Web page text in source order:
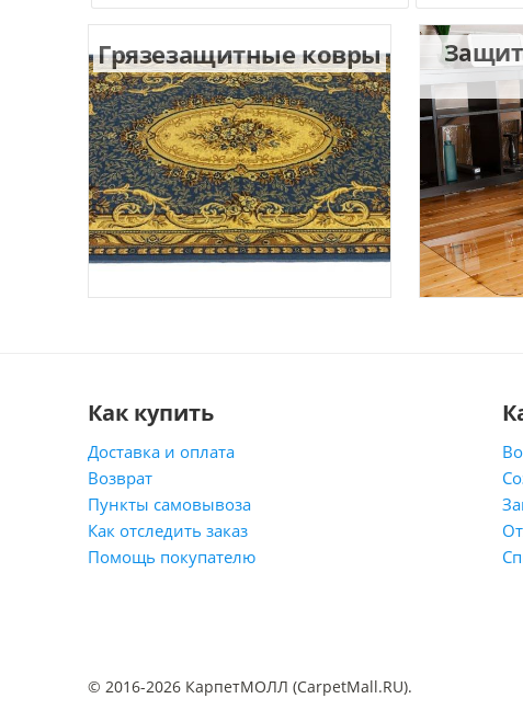
Грязезащитные ковры
Как купить
Доставка и оплата
Возврат
Пункты самовывоза
Как отследить заказ
Помощь покупателю
© 2016-2026 КарпетМОЛЛ (CarpetMall.RU).